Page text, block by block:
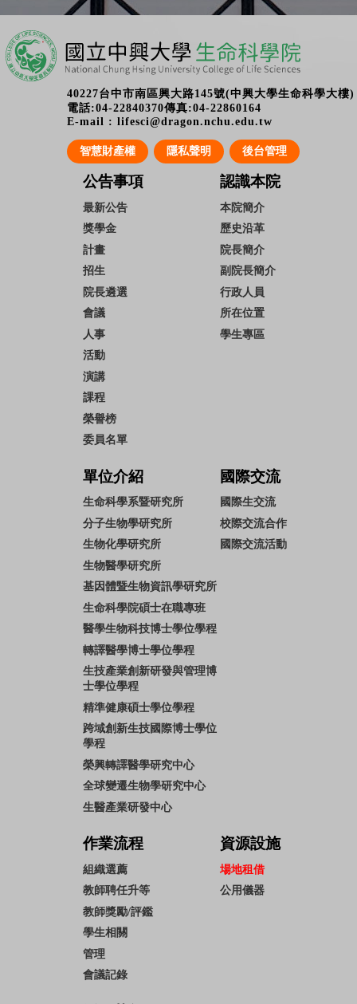
40227台中市南區興大路145號(中興大學生命科學大樓)
電話:04-22840370傳真:04-22860164
E-mail : lifesci@dragon.nchu.edu.tw
智慧財產權 隱私聲明 後台管理
公告事項
最新公告
獎學金
計畫
招生
院長遴選
會議
人事
活動
演講
課程
榮譽榜
委員名單
認識本院
本院簡介
歷史沿革
院長簡介
副院長簡介
行政人員
所在位置
學生專區
單位介紹
生命科學系暨研究所
分子生物學研究所
生物化學研究所
生物醫學研究所
基因體暨生物資訊學研究所
生命科學院碩士在職專班
醫學生物科技博士學位學程
轉譯醫學博士學位學程
生技產業創新研發與管理博
士學位學程
精準健康碩士學位學程
跨域創新生技國際博士學位
學程
榮興轉譯醫學研究中心
全球變遷生物學研究中心
生醫產業研發中心
國際交流
國際生交流
校際交流合作
國際交流活動
作業流程
組織選薦
教師聘任升等
教師獎勵/評鑑
學生相關
管理
會議記錄
資源設施
場地租借
公用儀器